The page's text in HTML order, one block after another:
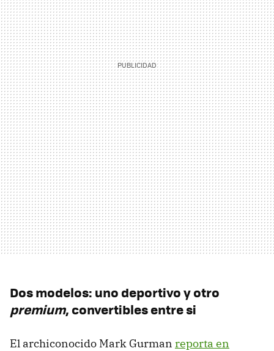
Dos modelos: uno deportivo y otro
premium, convertibles entre si
El archiconocido Mark Gurman reporta en